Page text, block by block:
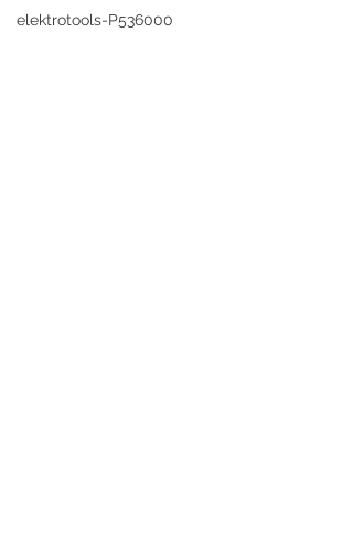
elektrotools-P536000